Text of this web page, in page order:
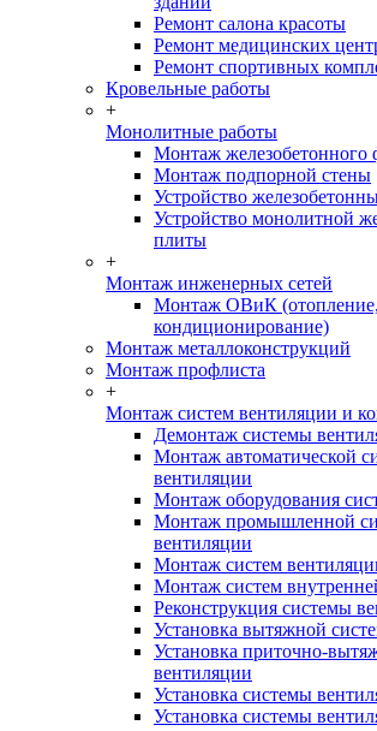
Ремонт салона красоты
Ремонт медицинских
Ремонт спортивных
Кровельные работы
+
Монолитные работы
Монтаж железобетонного
Монтаж подпорной стены
Устройство
Устройство монолитной
плиты
+
Монтаж инженерных сетей
Монтаж ОВиК
кондиционирование)
Монтаж металлоконструкций
Монтаж профлиста
+
Монтаж систем вентиляции и
Демонтаж системы
Монтаж автоматической
вентиляции
Монтаж оборудования
Монтаж промышленной
вентиляции
Монтаж систем
Монтаж систем
Реконструкция системы
Установка вытяжной
Установка приточно-
вентиляции
Установка системы
Установка системы